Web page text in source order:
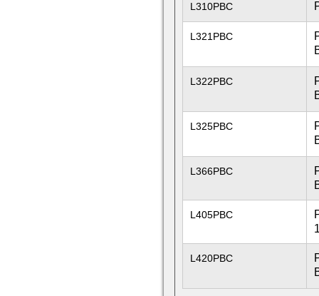
L310PBC
L321PBC
L322PBC
L325PBC
L366PBC
L405PBC
L420PBC